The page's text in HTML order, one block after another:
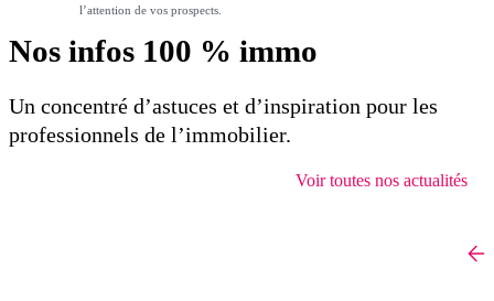
l’attention de vos prospects.
Nos infos 100 % immo
Un concentré d’astuces et d’inspiration pour les
professionnels de l’immobilier.
Voir toutes nos actualités